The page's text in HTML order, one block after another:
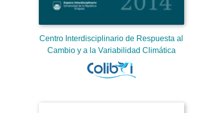
Centro Interdisciplinario de Respuesta al
Cambio y a la Variabilidad Climática